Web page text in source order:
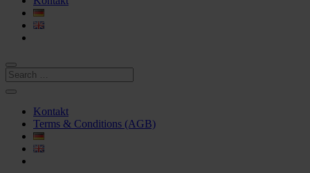
Kontakt
Terms & Conditions (AGB)